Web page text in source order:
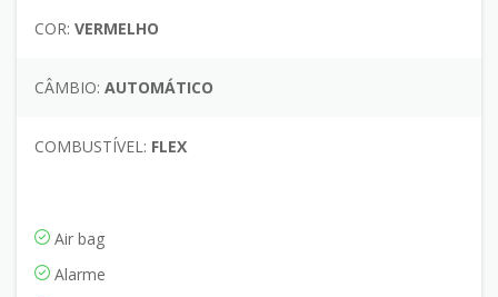
COR: VERMELHO
CÂMBIO: AUTOMÁTICO
COMBUSTÍVEL: FLEX
Air bag
Alarme